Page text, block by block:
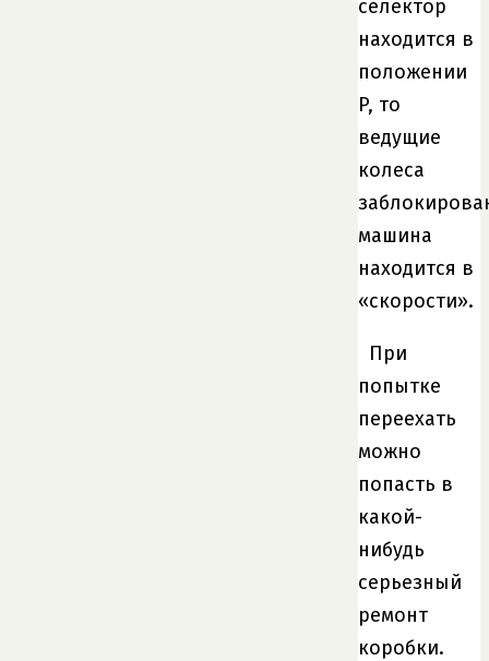
селектор
находится в
положении
P, то
ведущие
колеса
машина
находится в
«скорости».
При
попытке
переехать
можно
попасть в
какой-
нибудь
серьезный
ремонт
коробки.